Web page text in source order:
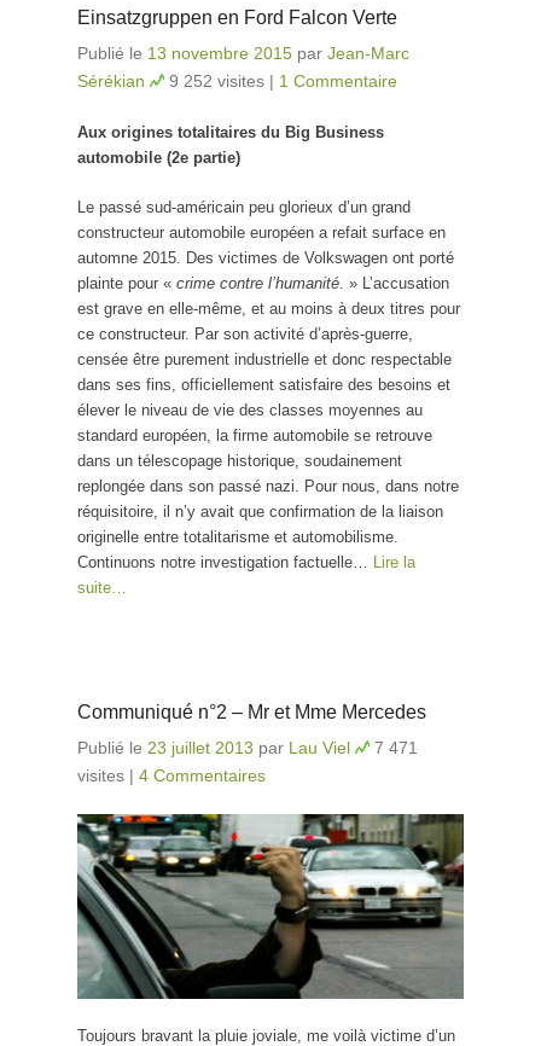
Einsatzgruppen en Ford Falcon Verte
Publié le 13 novembre 2015 par Jean-Marc
Sérékian
9 252 visites | 1 Commentaire
Aux origines totalitaires du Big Business
automobile (2e partie)
Le passé sud-américain peu glorieux d’un grand
constructeur automobile européen a refait surface en
automne 2015. Des victimes de Volkswagen ont porté
plainte pour « crime contre l’humanité. » L’accusation
est grave en elle-même, et au moins à deux titres pour
ce constructeur. Par son activité d’après-guerre,
censée être purement industrielle et donc respectable
dans ses fins, officiellement satisfaire des besoins et
élever le niveau de vie des classes moyennes au
standard européen, la firme automobile se retrouve
dans un télescopage historique, soudainement
replongée dans son passé nazi. Pour nous, dans notre
réquisitoire, il n’y avait que confirmation de la liaison
originelle entre totalitarisme et automobilisme.
Continuons notre investigation factuelle… Lire la
suite…
Communiqué n°2 – Mr et Mme Mercedes
Publié le 23 juillet 2013 par Lau Viel
7 471
visites | 4 Commentaires
Toujours bravant la pluie joviale, me voilà victime d’un